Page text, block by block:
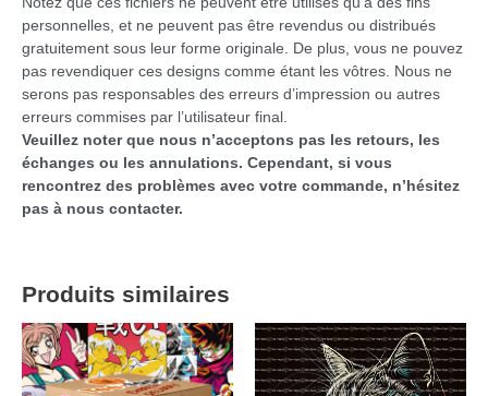
personnelles, et ne peuvent pas être revendus ou distribués
gratuitement sous leur forme originale. De plus, vous ne pouvez
pas revendiquer ces designs comme étant les vôtres. Nous ne
serons pas responsables des erreurs d’impression ou autres
erreurs commises par l’utilisateur final.
Veuillez noter que nous n’acceptons pas les retours, les
échanges ou les annulations. Cependant, si vous
rencontrez des problèmes avec votre commande, n’hésitez
pas à nous contacter.
Produits similaires